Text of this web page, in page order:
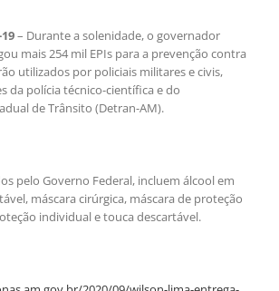
– Durante a solenidade, o governador
mais 254 mil EPIs para a prevenção contra
utilizados por policiais militares e civis,
da polícia técnico-científica e do
de Trânsito (Detran-AM).
pelo Governo Federal, incluem álcool em
máscara cirúrgica, máscara de proteção
individual e touca descartável.